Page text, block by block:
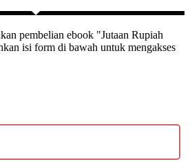
pembelian ebook "Jutaan Rupiah
isi form di bawah untuk mengakses